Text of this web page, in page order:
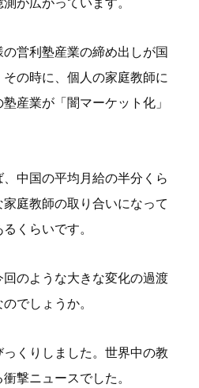
営利塾産業の締め出しが国
の時に、個人の家庭教師に
産業が「闇マーケット化」
中国の平均月給の半分くら
庭教師の取り合いになって
くらいです。
のような大きな変化の過渡
でしょうか。
くりしました。世界中の教
撃ニュースでした。